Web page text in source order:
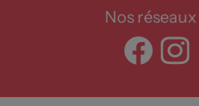
Nos réseaux